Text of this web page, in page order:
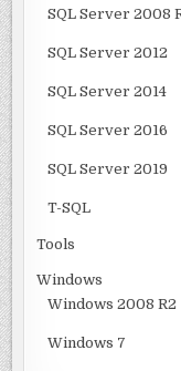
SQL Server 2008
SQL Server 2012
SQL Server 2014
SQL Server 2016
SQL Server 2019
T-SQL
Tools
Windows
Windows 2008 R2
Windows 7